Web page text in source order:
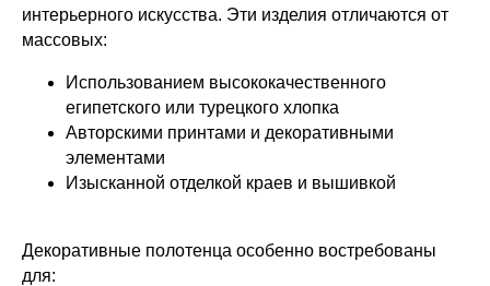
интерьерного искусства. Эти изделия отличаются от
массовых:
Использованием высококачественного
египетского или турецкого хлопка
Авторскими принтами и декоративными
элементами
Изысканной отделкой краев и вышивкой
Декоративные полотенца особенно востребованы
для: